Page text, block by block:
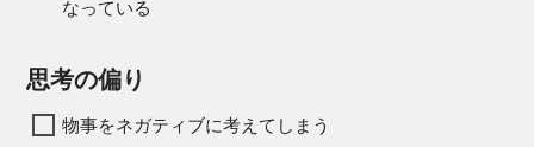
なっている
思考の偏り
物事をネガティブに考えてしまう